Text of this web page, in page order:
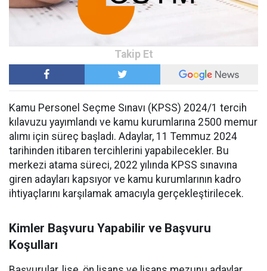
Kamu Personel Seçme Sınavı (KPSS) 2024/1 tercih
kılavuzu yayımlandı ve kamu kurumlarına 2500 memur
alımı için süreç başladı. Adaylar, 11 Temmuz 2024
tarihinden itibaren tercihlerini yapabilecekler. Bu
merkezi atama süreci, 2022 yılında KPSS sınavına
giren adayları kapsıyor ve kamu kurumlarının kadro
ihtiyaçlarını karşılamak amacıyla gerçekleştirilecek.
Kimler Başvuru Yapabilir ve Başvuru
Koşulları